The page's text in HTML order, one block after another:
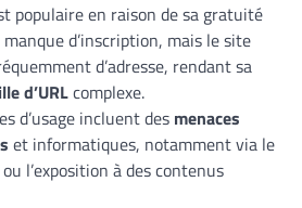
populaire en raison de sa gratuité
d’inscription, mais le site
d’adresse, rendant sa
d’URLcomplexe.
d’usage incluent des menaces
et informatiques, notamment via le
ou l’exposition à des contenus